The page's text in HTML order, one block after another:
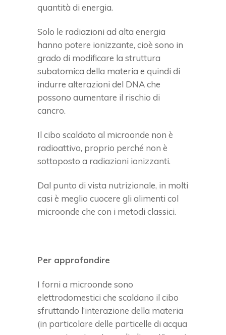
quantità di energia.
Solo le radiazioni ad alta energia
hanno potere ionizzante, cioè sono in
grado di modificare la struttura
subatomica della materia e quindi di
indurre alterazioni del DNA che
possono aumentare il rischio di
cancro.
Il cibo scaldato al microonde non è
radioattivo, proprio perché non è
sottoposto a radiazioni ionizzanti.
Dal punto di vista nutrizionale, in molti
casi è meglio cuocere gli alimenti col
microonde che con i metodi classici.
Per approfondire
I forni a microonde sono
elettrodomestici che scaldano il cibo
sfruttando l’interazione della materia
(in particolare delle particelle di acqua